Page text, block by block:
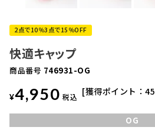
2点で10％3点で15％OFF
快適キャップ
商品番号 746931-OG
¥4,950 税込 獲得ポイント：45
OG